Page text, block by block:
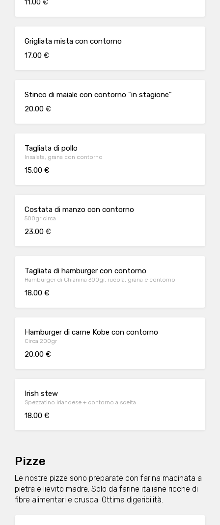
11.00 €
Grigliata mista con contorno
17.00 €
Stinco di maiale con contorno "in stagione"
20.00 €
Tagliata di pollo
Insalata, grana con contorno
15.00 €
Costata di manzo con contorno
500gr circa
23.00 €
Tagliata di hamburger con contorno
Hamburger di Chianina 300gr, rucola, grana e contorno
18.00 €
Hamburger di carne Kobe con contorno
Circa 200gr
20.00 €
Irish stew
Spezzatino irlandese + contorno a scelta
18.00 €
Pizze
Le nostre pizze sono preparate con farina macinata a
pietra e lievito madre. Solo da farine italiane ricche di
fibre alimentari e crusca. Ottima digeribilità.